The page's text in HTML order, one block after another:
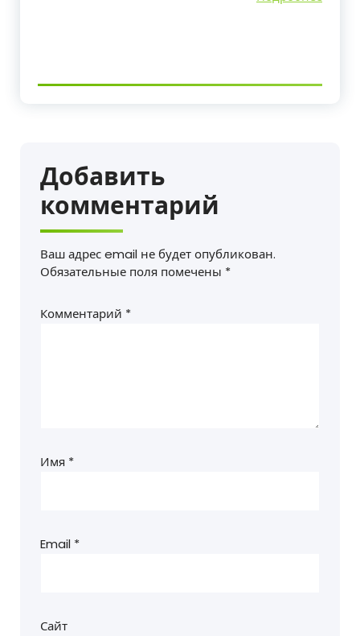
Добавить
комментарий
Ваш адрес email не будет опубликован.
Обязательные поля помечены *
Комментарий *
Имя *
Email *
Сайт